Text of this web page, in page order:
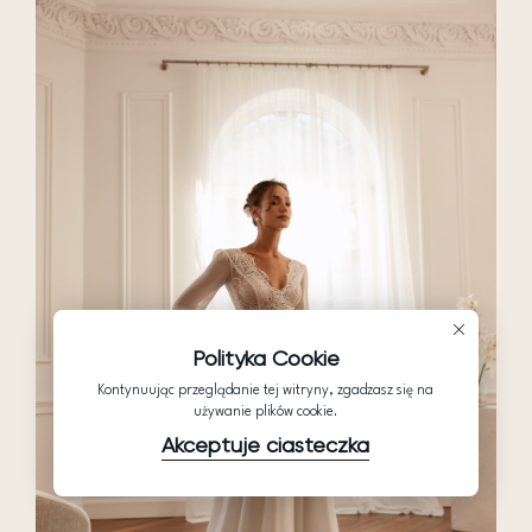
Polityka Cookie
Kontynuując przeglądanie tej witryny, zgadzasz się na
używanie plików cookie.
Akceptuje ciasteczka